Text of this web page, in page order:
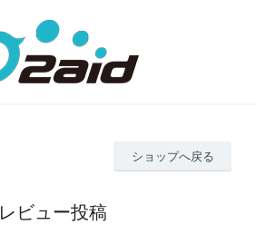
ショップへ戻る
レビュー投稿